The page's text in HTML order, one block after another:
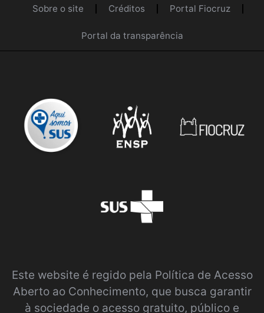
Sobre o site Créditos Portal Fiocruz
Portal da transparência
Este website é regido pela Política de Acesso
Aberto ao Conhecimento, que busca garantir
à sociedade o acesso gratuito, público e